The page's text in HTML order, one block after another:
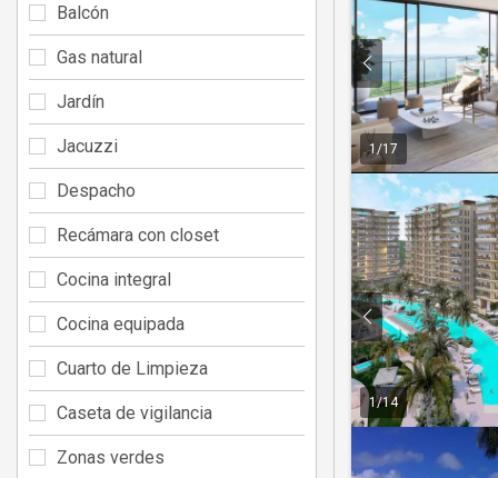
1 /17
1/14
Balcón
Gas natural
Jardín
Jacuzzi
Despacho
Recámara con closet
Cocina integral
Cocina equipada
Cuarto de Limpieza
Caseta de vigilancia
Zonas verdes